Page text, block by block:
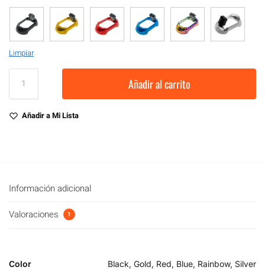
Limpiar
Añadir al carrito
Añadir a Mi Lista
Información adicional
Valoraciones 1
Color Black, Gold, Red, Blue, Rainbow, Silver